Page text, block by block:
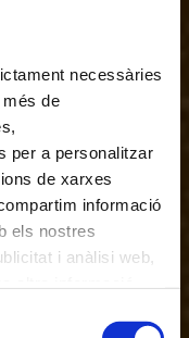
necessàries
més de
per a personalitzar
de xarxes
informació
els nostres
i anàlisi web,